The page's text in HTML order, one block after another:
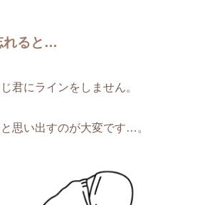
れると…
君にラインをしません。
思い出すのが大変です…。